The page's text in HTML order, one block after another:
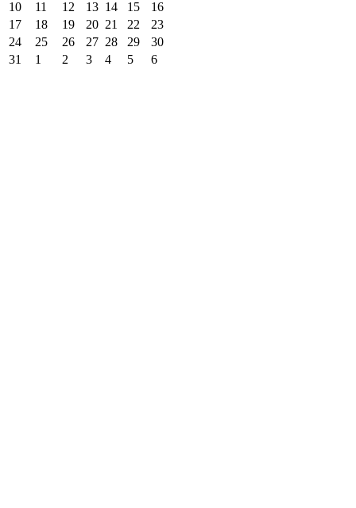
10 11 12 13 14 15
16
17
18 19 20 21 22
23
24
25 26 27 28 29
30
31
1 2 3 4 5 6